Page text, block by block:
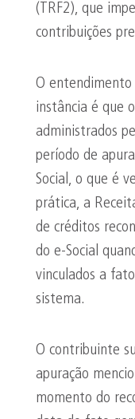
(TRF2), que
contribuições
O
instância é que
administrados
período de
Social, o que é
prática, a
de créditos
do e-Social
vinculados a
sistema.
O contribuinte
apuração
momento do